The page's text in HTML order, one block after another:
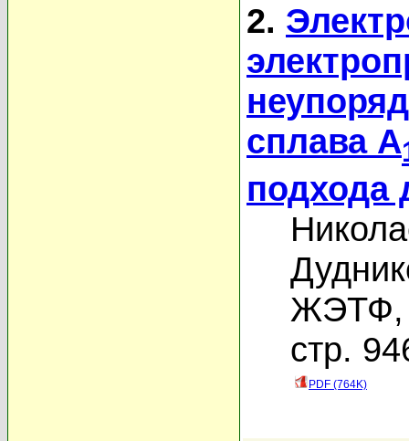
2.
сплава A
подхода
ЖЭТФ,
стр.
PDF (764K)